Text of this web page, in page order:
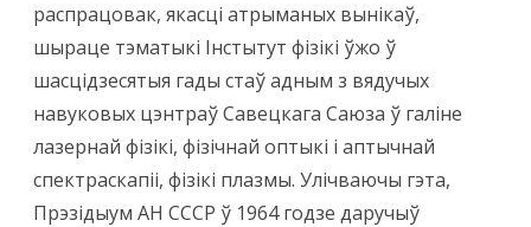
распрацовак, якасці атрыманых вынікаў,
шыраце тэматыкі Інстытут фізікі ўжо ў
шасцідзесятыя гады стаў адным з вядучых
навуковых цэнтраў Савецкага Саюза ў галіне
лазернай фізікі, фізічнай оптыкі і аптычнай
спектраскапіі, фізікі плазмы. Улічваючы гэта,
Прэзідыум АН СССР ў 1964 годзе даручыў